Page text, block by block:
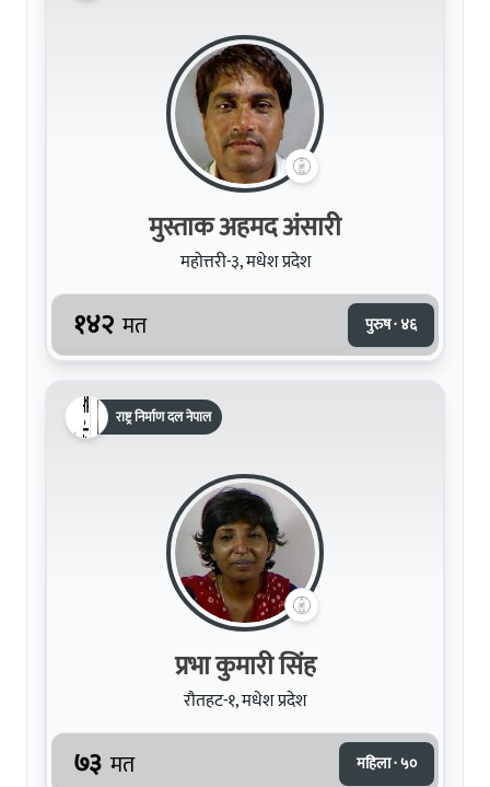
मुस्ताक अहमद अंसारी
महोत्तरी-३, मधेश प्रदेश
१४२ मत पुरुष · ४६
राष्ट्र निर्माण दल नेपाल
प्रभा कुमारी सिंह
रौतहट-१, मधेश प्रदेश
७३ मत महिला · ५०